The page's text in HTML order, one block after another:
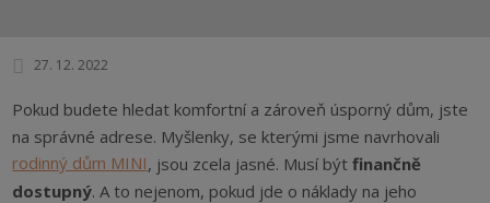
27. 12. 2022
Pokud budete hledat komfortní a zároveň úsporný dům, jste
na správné adrese. Myšlenky, se kterými jsme navrhovali
rodinný dům MINI, jsou zcela jasné. Musí býtfinančně
dostupný. A to nejenom, pokud jde o náklady na jeho